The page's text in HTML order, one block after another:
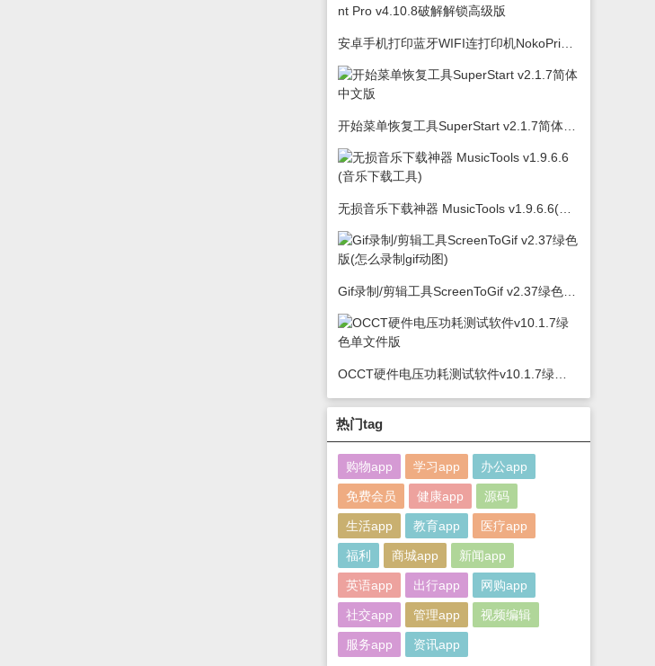
热门tag
购物app 学习app 办公app
免费会员 健康app 源码
生活app 教育app 医疗app
福利 商城app 新闻app
英语app 出行app 网购app
社交app 管理app 视频编辑
服务app 资讯app